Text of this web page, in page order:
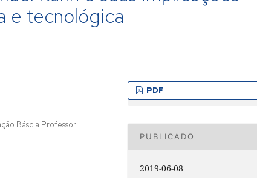
e tecnológica
Báscia Professor
PDF
PUBLICADO
2019-06-08